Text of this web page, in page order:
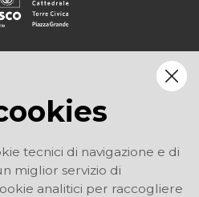
tecnici di navigazione e di
miglior servizio di
analitici per raccogliere